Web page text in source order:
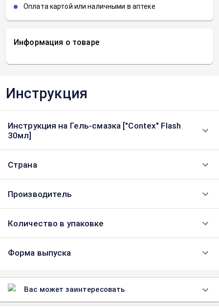
Информация о товаре
Оплата картой или наличными в аптеке
Инструкция
Инструкция на Гель-смазка ["Contex" Flash
30мл]
Страна
Производитель
Количество в упаковке
Форма выпуска
Вас может заинтересовать